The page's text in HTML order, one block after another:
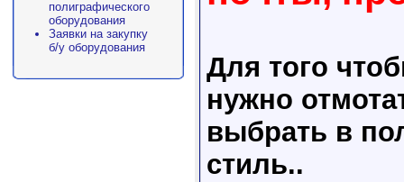
полиграфического
оборудования
Заявки на закупку
б/у оборудования
Для того
нужно
выбрать в
стиль..